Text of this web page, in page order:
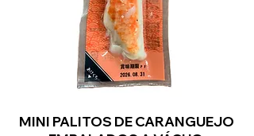
MINI PALITOS DE CARANGUEJO